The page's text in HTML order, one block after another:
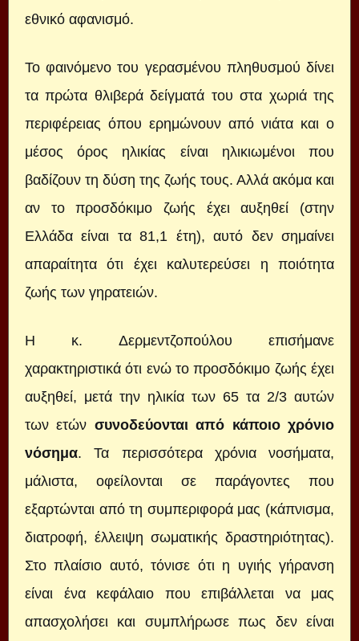
εθνικό αφανισμό.
Το φαινόμενο του γερασμένου πληθυσμού δίνει
τα πρώτα θλιβερά δείγματά του στα χωριά της
περιφέρειας όπου ερημώνουν από νιάτα και ο
μέσος όρος ηλικίας είναι ηλικιωμένοι που
βαδίζουν τη δύση της ζωής τους. Αλλά ακόμα και
αν το προσδόκιμο ζωής έχει αυξηθεί (στην
Ελλάδα είναι τα 81,1 έτη), αυτό δεν σημαίνει
απαραίτητα ότι έχει καλυτερεύσει η ποιότητα
ζωής των γηρατειών.
Η κ. Δερμεντζοπούλου επισήμανε
χαρακτηριστικά ότι ενώ το προσδόκιμο ζωής έχει
αυξηθεί, μετά την ηλικία των 65 τα 2/3 αυτών
των ετών συνοδεύονται από κάποιο χρόνιο
νόσημα. Τα περισσότερα χρόνια νοσήματα,
μάλιστα, οφείλονται σε παράγοντες που
εξαρτώνται από τη συμπεριφορά μας (κάπνισμα,
διατροφή, έλλειψη σωματικής δραστηριότητας).
Στο πλαίσιο αυτό, τόνισε ότι η υγιής γήρανση
είναι ένα κεφάλαιο που επιβάλλεται να μας
απασχολήσει και συμπλήρωσε πως δεν είναι